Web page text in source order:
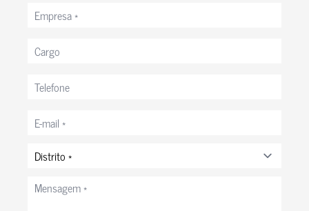
eletrónico
Distrito
Mensagem